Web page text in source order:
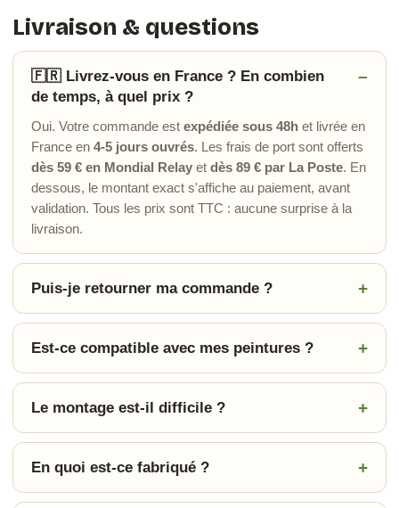
Livraison & questions
🇫🇷 Livrez-vous en France ? En combien
de temps, à quel prix ?
Oui. Votre commande est expédiée sous 48h et livrée en
France en 4-5 jours ouvrés. Les frais de port sont offerts
dès 59 € en Mondial Relay et dès 89 € par La Poste. En
dessous, le montant exact s'affiche au paiement, avant
validation. Tous les prix sont TTC : aucune surprise à la
livraison.
Puis-je retourner ma commande ?
Est-ce compatible avec mes peintures ?
Le montage est-il difficile ?
En quoi est-ce fabriqué ?